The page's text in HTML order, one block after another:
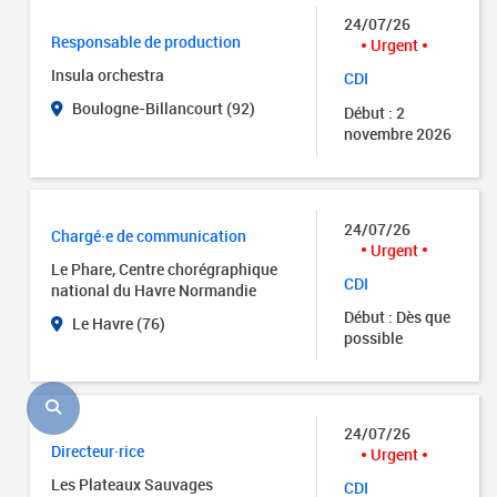
Responsable de production
Insula orchestra
Boulogne-Billancourt (92)
24/07/26
Urgent
CDI
Début : 2
novembre 2026
Chargé·e de communication
Le Phare, Centre chorégraphique
national du Havre Normandie
Le Havre (76)
24/07/26
Urgent
CDI
Début : Dès que
possible
Directeur·rice
Les Plateaux Sauvages
24/07/26
Urgent
CDI